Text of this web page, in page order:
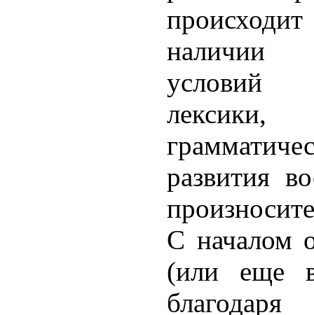
наличии
лексики,
развития
С началом
(или еще